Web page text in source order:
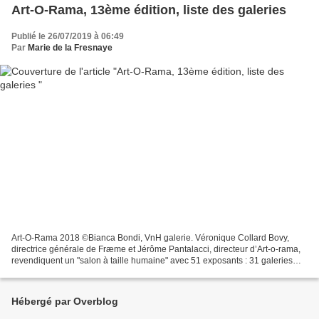
Art-O-Rama, 13ème édition, liste des galeries
Publié le 26/07/2019 à 06:49
Par Marie de la Fresnaye
Art-O-Rama 2018 ©Bianca Bondi, VnH galerie. Véronique Collard Bovy,
directrice générale de Fræme et Jérôme Pantalacci, directeur d’Art-o-rama,
revendiquent un "salon à taille humaine" avec 51 exposants : 31 galeries
Hébergé par Overblog